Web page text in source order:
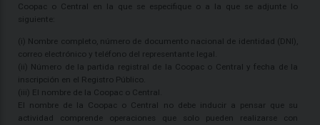
Coopac o Central en la que se especifique o a la que se adjunte lo
siguiente:
(i) Nombre completo, número de documento nacional de identidad (DNI),
correo electrónico y teléfono del representante legal.
(ii) Número de la partida registral de la Coopac o Central y fecha de la
inscripción en el Registro Público.
(iii) El nombre de la Coopac o Central.
El nombre de la Coopac o Central no debe inducir a pensar que su
actividad comprende operaciones que solo pueden realizarse con